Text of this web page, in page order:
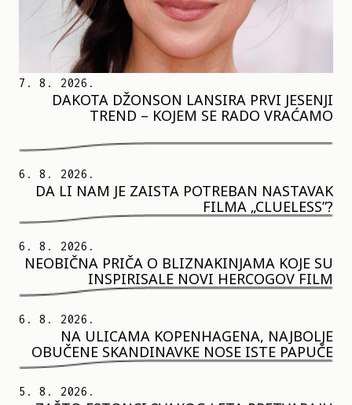
7. 8. 2026.
DAKOTA DŽONSON LANSIRA PRVI JESENJI
TREND – KOJEM SE RADO VRAĆAMO
6. 8. 2026.
DA LI NAM JE ZAISTA POTREBAN NASTAVAK
FILMA „CLUELESS”?
6. 8. 2026.
NEOBIČNA PRIČA O BLIZNAKINJAMA KOJE SU
INSPIRISALE NOVI HERCOGOV FILM
6. 8. 2026.
NA ULICAMA KOPENHAGENA, NAJBOLJE
OBUČENE SKANDINAVKE NOSE ISTE PAPUČE
5. 8. 2026.